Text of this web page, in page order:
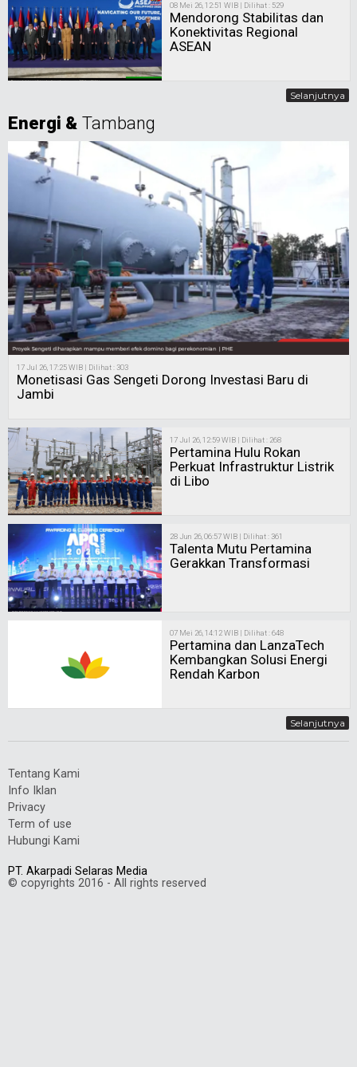
08 Mei 26, 12:51 WIB | Dilihat : 529
Mendorong Stabilitas dan
Konektivitas Regional
ASEAN
Selanjutnya
Energi & Tambang
17 Jul 26, 17:25 WIB | Dilihat : 303
Monetisasi Gas Sengeti Dorong Investasi Baru di
Jambi
17 Jul 26, 12:59 WIB | Dilihat : 268
Pertamina Hulu Rokan
Perkuat Infrastruktur Listrik
di Libo
28 Jun 26, 06:57 WIB | Dilihat : 361
Talenta Mutu Pertamina
Gerakkan Transformasi
07 Mei 26, 14:12 WIB | Dilihat : 648
Pertamina dan LanzaTech
Kembangkan Solusi Energi
Rendah Karbon
Selanjutnya
Tentang Kami
Info Iklan
Privacy
Term of use
Hubungi Kami
PT. Akarpadi Selaras Media
© copyrights 2016 - All rights reserved